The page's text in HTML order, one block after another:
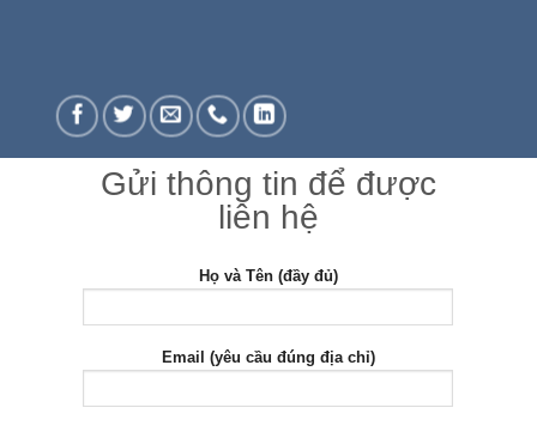
Gửi thông tin để được
liên hệ
Họ và Tên (đầy đủ)
Email (yêu cầu đúng địa chỉ)